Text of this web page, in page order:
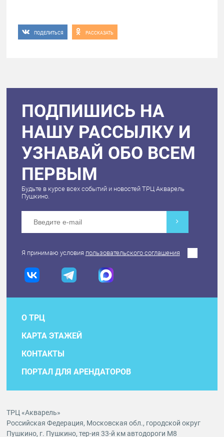
ПОДЕЛИТЬСЯ РАССКАЗАТЬ
ПОДПИШИСЬ НА
НАШУ РАССЫЛКУ И
УЗНАВАЙ ОБО ВСЕМ
ПЕРВЫМ
Будьте в курсе всех событий и новостей ТРЦ Акварель
Пушкино.
Я принимаю условия пользовательского соглашения
О ТРЦ
КАРТА ЭТАЖЕЙ
КОНТАКТЫ
ПОРТАЛ ДЛЯ АРЕНДАТОРОВ
ТРЦ «Акварель»
Российская Федерация, Московская обл., городской округ
Пушкино, г. Пушкино, тер-ия 33-й км автодороги М8